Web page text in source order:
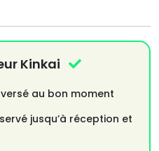
Ma
Kinkai
au bon moment
jusqu’à réception et